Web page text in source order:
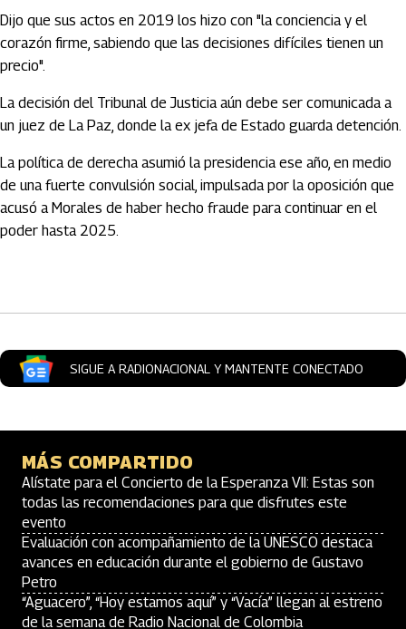
Dijo que sus actos en 2019 los hizo con "la conciencia y el
corazón firme, sabiendo que las decisiones difíciles tienen un
precio".
La decisión del Tribunal de Justicia aún debe ser comunicada a
un juez de La Paz, donde la ex jefa de Estado guarda detención.
La política de derecha asumió la presidencia ese año, en medio
de una fuerte convulsión social, impulsada por la oposición que
acusó a Morales de haber hecho fraude para continuar en el
poder hasta 2025.
SIGUE A RADIONACIONAL Y MANTENTE CONECTADO
MÁS COMPARTIDO
Alístate para el Concierto de la Esperanza VII: Estas son
todas las recomendaciones para que disfrutes este
evento
Evaluación con acompañamiento de la UNESCO destaca
avances en educación durante el gobierno de Gustavo
Petro
“Aguacero”, “Hoy estamos aquí” y “Vacía” llegan al estreno
de la semana de Radio Nacional de Colombia